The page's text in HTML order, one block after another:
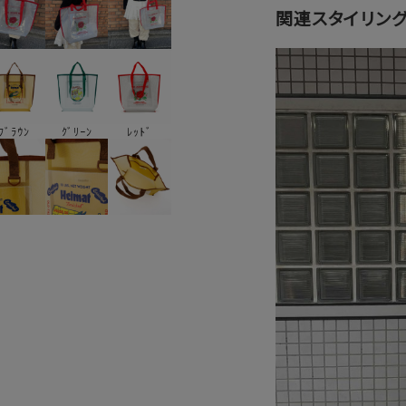
ﾞﾗｳﾝ ｸﾞﾘｰﾝ ﾚｯﾄﾞ
関連スタイリン